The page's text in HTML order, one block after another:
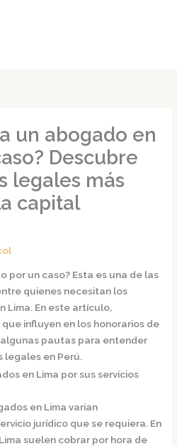
un abogado en
Descubre
legales más
capital
por un caso? Esta es una de las
quienes necesitan los
Lima. En este artículo,
influyen en los honorarios de
pautas para entender
legales en Perú.
en Lima por sus servicios
en Lima varían
jurídico que se requiera. En
suelen cobrar por hora de